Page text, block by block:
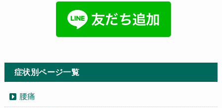
症状別ページ一覧
腰痛